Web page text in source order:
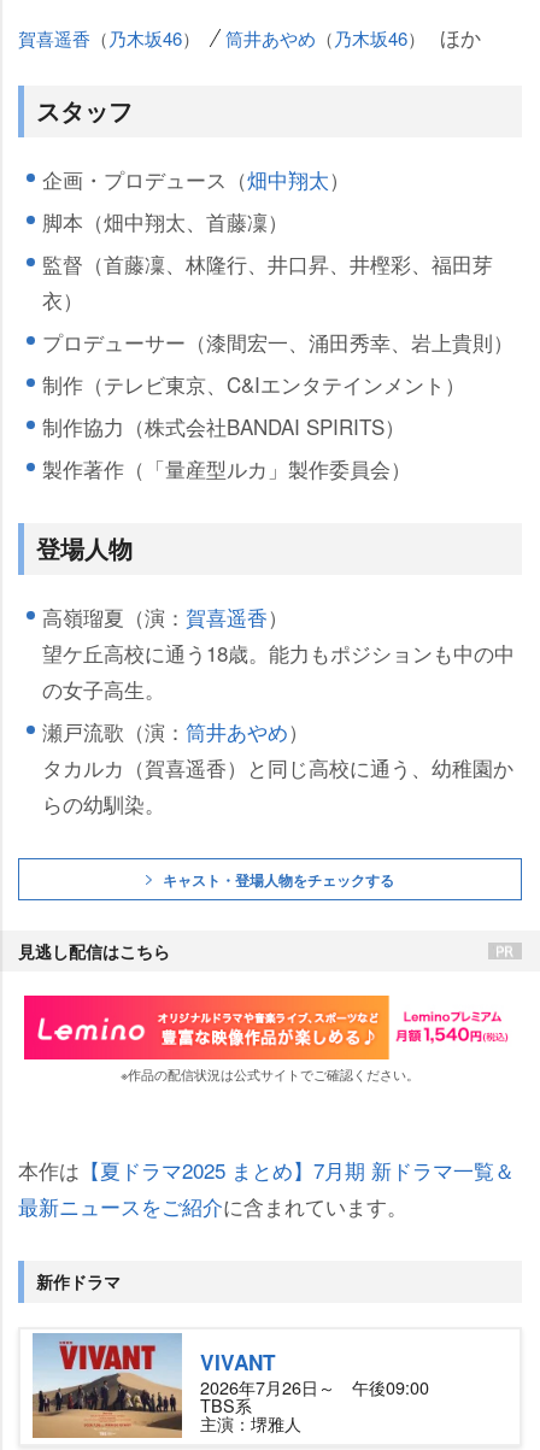
賀喜遥香 （乃木坂46） 筒井あやめ （乃木坂46） ほか
スタッフ
企画・プロデュース（畑中翔太）
脚本（畑中翔太、首藤凜）
監督（首藤凜、林隆行、井口昇、井樫彩、福田芽
衣）
プロデューサー（漆間宏一、涌田秀幸、岩上貴則）
制作（テレビ東京、C&Iエンタテインメント）
制作協力（株式会社BANDAI SPIRITS）
製作著作（「量産型ルカ」製作委員会）
登場人物
高嶺瑠夏（演： 賀喜遥香）
望ケ丘高校に通う18歳。能力もポジションも中の中
の女子高生。
瀬戸流歌（演： 筒井あやめ）
タカルカ（賀喜遥香）と同じ高校に通う、幼稚園か
らの幼馴染。
キャスト・登場人物をチェックする
見逃し配信はこちら
※作品の配信状況は公式サイトでご確認ください。
本作は 【夏ドラマ2025 まとめ】7月期 新ドラマ一覧＆
最新ニュースをご紹介に含まれています。
新作ドラマ
VIVANT
2026年7月26日～ 午後09:00
TBS系
主演：堺雅人